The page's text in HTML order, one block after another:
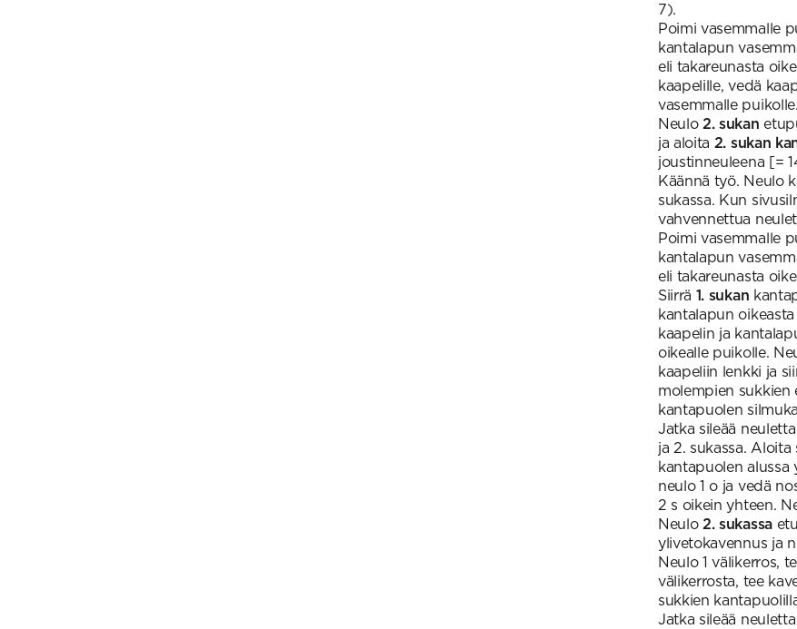
7).
Poimi vasemmalle
kantalapun
eli takareunasta
kaapelille, vedä
vasemmalle
Neulo2. sukan
ja aloita 2. sukan
joustinneuleena [=
Käännä työ. Neulo
sukassa. Kun
vahvennettua
Poimi vasemmalle
kantalapun
eli takareunasta
Siirrä 1. sukan
kantalapun
kaapelin ja
oikealle puikolle.
kaapeliin lenkki ja
molempien
kantapuolen
Jatka sileää
ja 2. sukassa. Aloita
kantapuolen alussa
neulo 1 o ja vedä
2 s oikein yhteen.
Neulo2. sukassa
ylivetokavennus ja
Neulo 1 välikerros,
välikerrosta, tee
sukkien
Jatka sileää